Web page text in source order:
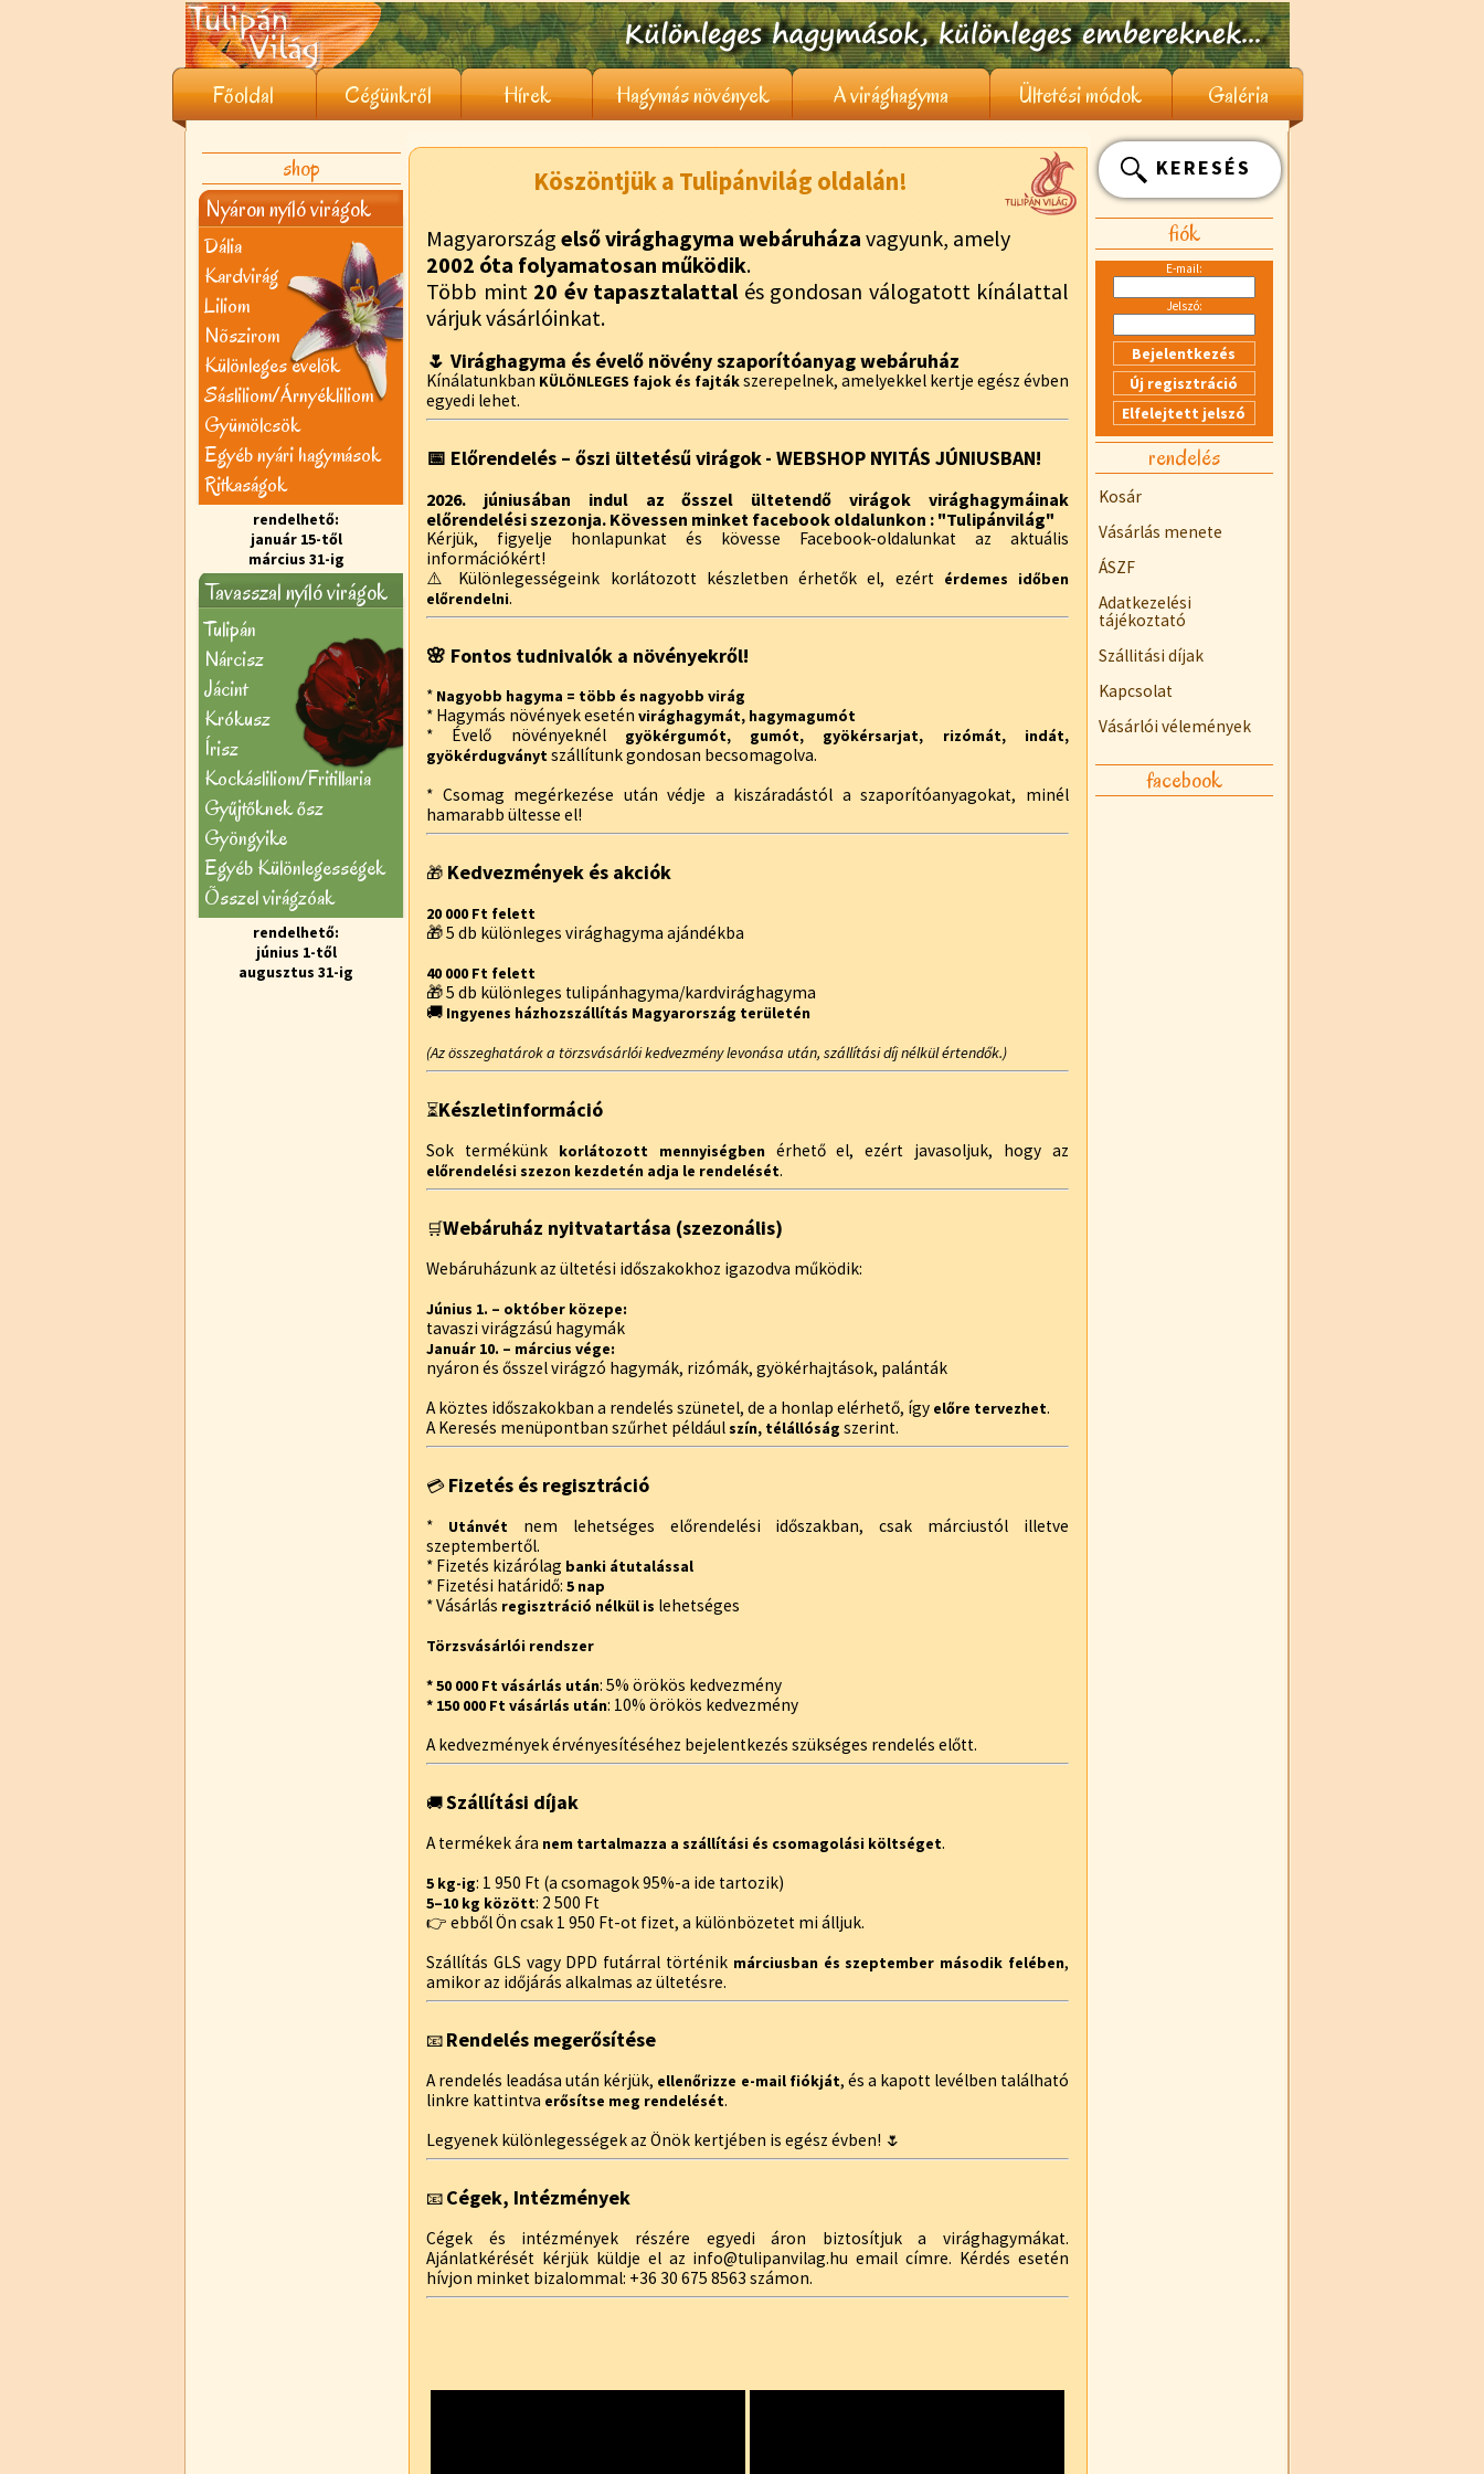
Főoldal Cégünkről Hírek Hagymás növények A virághagyma Ültetési módok Galéria
shop
Nyáron nyíló virágok
Dália
Kardvirág
Liliom
Nõszirom
Különleges évelõk
Sásliliom/Árnyékliliom
Gyümölcsök
Egyéb nyári hagymások
Ritkaságok
rendelhető:
január 15-től
március 31-ig
Tavasszal nyíló virágok
Tulipán
Nárcisz
Jácint
Krókusz
Írisz
Kockásliliom/Fritillaria
Gyűjtőknek ősz
Gyöngyike
Egyéb Különlegességek
Õsszel virágzóak
rendelhető:
június 1-től
augusztus 31-ig
Köszöntjük a Tulipánvilág oldalán!
Magyarország első virághagyma webáruháza vagyunk, amely
2002 óta folyamatosan működik.
Több mint 20 év tapasztalattalés gondosan válogatott kínálattal
várjuk vásárlóinkat.
🌷 Virághagyma és évelő növény szaporítóanyag webáruház
Kínálatunkban KÜLÖNLEGES fajok és fajtákszerepelnek, amelyekkel kertje egész évben
egyedi lehet.
📅 Előrendelés – őszi ültetésű virágok- WEBSHOP NYITÁS JÚNIUSBAN!
2026. júniusában indul az ősszel ültetendő virágok virághagymáinak
előrendelési szezonja. Kövessen minket facebook oldalunkon : "Tulipánvilág"
Kérjük, figyelje honlapunkat és kövesse Facebook-oldalunkat az aktuális
információkért!
⚠️ Különlegességeink korlátozott készletben érhetők el, ezért érdemes időben
előrendelni.
🌸 Fontos tudnivalók a növényekről!
* Nagyobb hagyma = több és nagyobb virág
* Hagymás növények esetén virághagymát, hagymagumót
* Évelő növényeknél gyökérgumót, gumót, gyökérsarjat, rizómát, indát,
gyökérdugványtszállítunk gondosan becsomagolva.
* Csomag megérkezése után védje a kiszáradástól a szaporítóanyagokat, minél
hamarabb ültesse el!
🎁 Kedvezmények és akciók
20 000 Ft felett
🎁 5 db különleges virághagyma ajándékba
40 000 Ft felett
🎁 5 db különleges tulipánhagyma/kardvirághagyma
🚚 Ingyenes házhozszállítás Magyarország területén
(Az összeghatárok a törzsvásárlói kedvezmény levonása után, szállítási díj nélkül értendők.)
⏳Készletinformáció
Sok termékünk korlátozott mennyiségbenérhető el, ezért javasoljuk, hogy az
előrendelési szezon kezdetén adja le rendelését.
🛒Webáruház nyitvatartása (szezonális)
Webáruházunk az ültetési időszakokhoz igazodva működik:
Június 1. – október közepe:
tavaszi virágzású hagymák
Január 10. – március vége:
nyáron és ősszel virágzó hagymák, rizómák, gyökérhajtások, palánták
A köztes időszakokban a rendelés szünetel, de a honlap elérhető, így előre tervezhet.
A Keresés menüpontban szűrhet példáulszín, télállóság szerint.
💳 Fizetés és regisztráció
* Utánvétnem lehetséges előrendelési időszakban, csak márciustól illetve
szeptembertől.
* Fizetés kizárólag banki átutalással
* Fizetési határidő: 5 nap
* Vásárlás regisztráció nélkül is lehetséges
Törzsvásárlói rendszer
* 50 000 Ft vásárlás után: 5% örökös kedvezmény
* 150 000 Ft vásárlás után: 10% örökös kedvezmény
A kedvezmények érvényesítéséhez bejelentkezés szükséges rendelés előtt.
🚚Szállítási díjak
A termékek ára nem tartalmazza a szállítási és csomagolási költséget.
5 kg-ig: 1 950 Ft (a csomagok 95%-a ide tartozik)
5–10 kg között: 2 500 Ft
👉 ebből Ön csak 1 950 Ft-ot fizet, a különbözetet mi álljuk.
Szállítás GLS vagy DPD futárral történik márciusban és szeptember második felében,
amikor az időjárás alkalmas az ültetésre.
📧 Rendelés megerősítése
A rendelés leadása után kérjük, ellenőrizze e-mail fiókját, és a kapott levélben található
linkre kattintva erősítse meg rendelését.
Legyenek különlegességek az Önök kertjében is egész évben! 🌷
📧 Cégek, Intézmények
Cégek és intézmények részére egyedi áron biztosítjuk a virághagymákat.
Ajánlatkérését kérjük küldje el az info@tulipanvilag.hu email címre. Kérdés esetén
hívjon minket bizalommal: +36 30 675 8563 számon.
KERESÉS
fiók
E-mail:
Jelszó:
rendelés
Kosár
Vásárlás menete
ÁSZF
Adatkezelési
tájékoztató
Szállitási díjak
Kapcsolat
Vásárlói vélemények
facebook